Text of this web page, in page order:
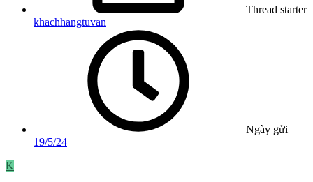
Thread starter
khachhangtuvan
Ngày gửi
19/5/24
K